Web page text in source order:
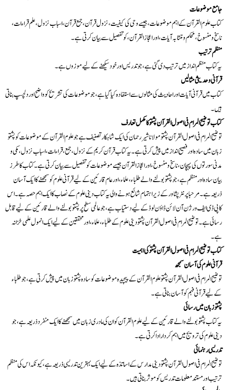
جامع موضوعات
کتاب علوم القرآن کے اہم موضوعات، جیسے وحی کی کیفیت، نزول قرآن، جمع قرآن، اسباب نزول، علم قراءات،
ناسخ و منسوخ، محکم و متشابہ آیات، اور اعجاز القرآن، کو تفصیل سے بیان کرتی ہے۔
منظم ترتیب
یہ کتاب منظم انداز میں ترتیب دی گئی ہے، جو تدریس اور خود سیکھنے کے لیے موزوں ہے۔
قرآنی و حدیثی مثالیں
کتاب میں قرآنی آیات اور احادیث کی مثالوں سے استفادہ کیا گیا ہے، جو موضوعات کی تشریح کو واضح اور دلچسپ بناتی
ہیں۔
کتاب توضیح المرام فی اصول القرآن پشتو کا مکمل تعارف
توضیح المرام فی اصول القرآن پشتو مولانا شیر رحمان کی ایک شاہکار تصنیف ہے جو علوم القرآن کے موضوعات کو پشتو
زبان میں سادہ اور فصیح انداز میں پیش کرتی ہے۔ یہ کتاب قرآن کریم کے نزول، جمع، قراءات، اسباب نزول، مکی و
مدنی سورتوں کی پہچان، ناسخ و منسوخ، اور اعجاز القرآن جیسے موضوعات کو تفصیل سے بیان کرتی ہے۔ کتاب کا طرز
بیان سادہ اور منظم ہے، جو پشتو بولنے والے طلباء، علماء، اور عام قارئین کے لیے قرآنی علوم کو سمجھنے کا ایک آسان
ذریعہ ہے۔ مرحبا پرنٹر پشاور کے زیر اہتمام شائع ہونے والی یہ کتاب دینی علوم کے نصاب کا ایک اہم حصہ ہے۔ اس
کا پی ڈی ایف ورژن آن لائن ڈاؤن لوڈ کے لیے دستیاب ہے، جو عالمی سطح پر پشتو بولنے والے قارئین کے لیے قابل
رسائی ہے۔ توضیح المرام فی اصول القرآن پشتو دینی علوم کے طلباء، علماء، اور محققین کے لیے ایک انمول علمی خزانہ
ہے۔
کتاب توضیح المرام فی اصول القرآن پشتو کی اہمیت
قرآنی علوم کی آسان سمجھ
توضیح المرام فی اصول القرآن پشتو علوم القرآن کے پیچیدہ موضوعات کو سادہ پشتو زبان میں پیش کرتی ہے، جو طلباء
کے لیے قرآنی فہم کو آسان بناتی ہے۔
پشتو زبان میں رسائی
یہ کتاب پشتو بولنے والے قارئین کے لیے علوم القرآن کو ان کی مادری زبان میں سمجھنے کا ایک منفرد ذریعہ ہے، جو
دینی علوم کی ترویج میں اہم کردار ادا کرتی ہے۔
تدریسی رہنمائی
توضیح المرام فی اصول القرآن پشتو دینی مدارس کے اساتذہ کے لیے ایک بہترین تدریسی ذریعہ ہے، کیونکہ اس کی منظم
ترتیب اور مستند معلومات تدریس کو موثر بناتی ہیں۔